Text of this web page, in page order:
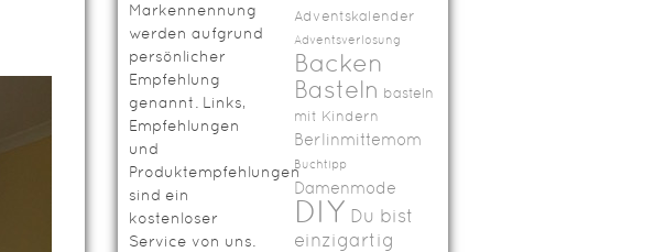
Markennennung
werden aufgrund
persönlicher
Empfehlung
genannt. Links,
Empfehlungen
und
Produktempfehlungen
sind ein
kostenloser
Service von uns.
Adventskalender
Adventsverlosung
Backen
Basteln basteln
mit Kindern
Berlinmittemom
Buchtipp
Damenmode
DIY Du bist
einzigartig